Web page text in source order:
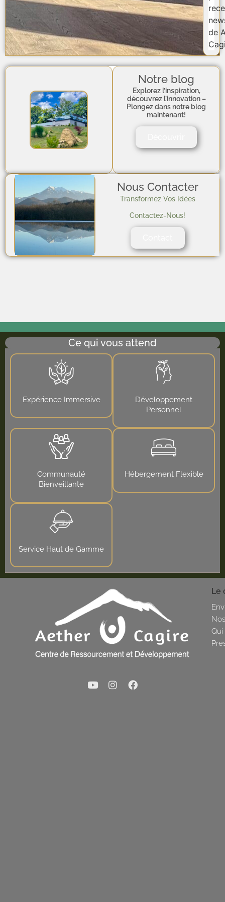
de
Notre blog
Explorez l’inspiration,
découvrez l’innovation –
Plongez dans notre blog
maintenant!
Nous Contacter
Transformez Vos Idées
Contactez-Nous!
Ce qui vous attend
Expérience Immersive
Développement
Personnel
Communauté
Bienveillante
Hébergement Flexible
Service Haut de Gamme
Le